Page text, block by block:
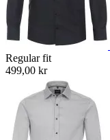
Regular fit
499,00 kr